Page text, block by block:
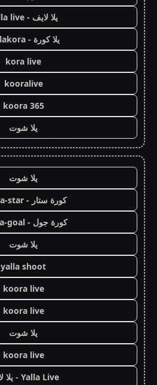
يلا لايف - yalla live
يلا كورة - yallakora
kora live
kooralive
koora 365
يلا شوت
يلا شوت
كورة ستار - koora-star
كورة جول - koora-goal
يلا شوت
yalla shoot
koora live
koora live
يلا شوت
koora live
Yalla Live - يلا لايف